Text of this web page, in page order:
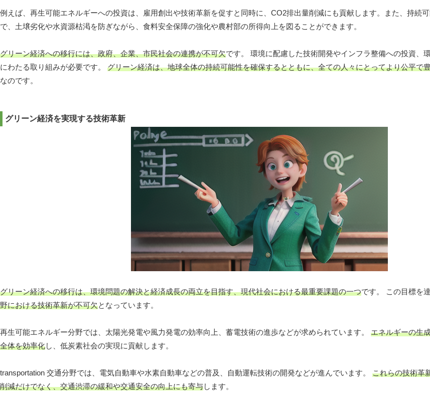
例えば、再生可能エネルギーへの投資は、雇用創出や技術革新を促すと同時に、CO2排出量削減にも貢献します。また、持続
で、土壌劣化や水資源枯渇を防ぎながら、食料安全保障の強化や農村部の所得向上を図ることができます。
グリーン経済への移行には、政府、企業、市民社会の連携が不可欠です。 環境に配慮した技術開発やインフラ整備への投資、
にわたる取り組みが必要です。 グリーン経済は、地球全体の持続可能性を確保するとともに、全ての人々にとってより公平で
なのです。
グリーン経済を実現する技術革新
グリーン経済への移行は、環境問題の解決と経済成長の両立を目指す、現代社会における最重要課題の一つです。 この目標を
野における技術革新が不可欠となっています。
再生可能エネルギー分野では、太陽光発電や風力発電の効率向上、蓄電技術の進歩などが求められています。 エネルギーの生
全体を効率化し、低炭素社会の実現に貢献します。
transportation 交通分野では、電気自動車や水素自動車などの普及、自動運転技術の開発などが進んでいます。 これらの技術革
削減だけでなく、交通渋滞の緩和や交通安全の向上にも寄与します。